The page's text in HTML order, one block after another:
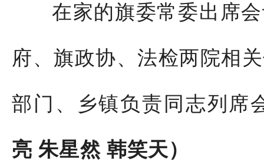
在家的旗委常委出席
府、旗政协、法检两院相
部门、乡镇负责同志列席
亮 朱星然 韩笑天）